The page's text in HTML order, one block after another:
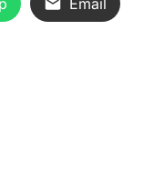
Email